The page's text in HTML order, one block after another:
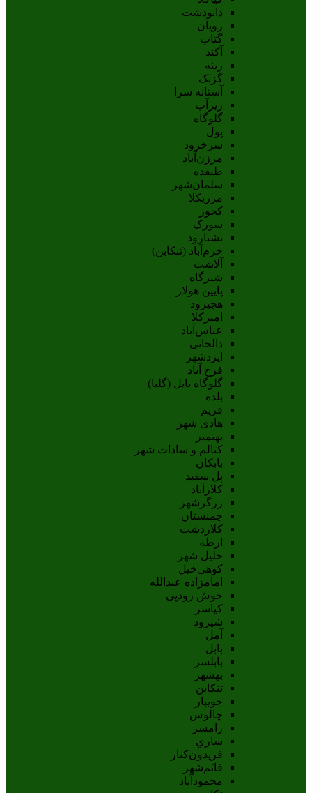
دابودشت
رویان
گتاب
آکند
رینه
گزنک
آستانه سرا
زیرآب
گلوگاه
پول
سرخرود
مرزن‌آباد
طبقده
سلمان‌شهر
مرزیکلا
کجور
سورک
نشتارود
خرم‌آباد (تنکابن)
آلاشت
شیرگاه
پایین هولار
هچیرود
امیرکلا
عباس‌آباد
دالخانی
ایزدشهر
فرح آباد
گلوگاه بابل (گلیا)
بلده
فریم
هادی شهر
بهنمیر
کتالم و سادات شهر
بابکان
پل سفید
کلارآباد
زرگرشهر
چمنستان
کلاردشت
ارطه
خلیل شهر
کوهی‌خیل
امامزاده عبدالله
خوش رودپی
کیاسر
شیرود
آمل
بابل
بابلسر
بهشهر
تنکابن
جويبار
چالوس
رامسر
ساري
فريدون‌کنار
قائم‌شهر
محمودآباد